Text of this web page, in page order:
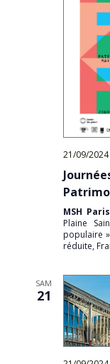
21/09/2024
MSH
Plaine
populaire
réduite,
SAM
21